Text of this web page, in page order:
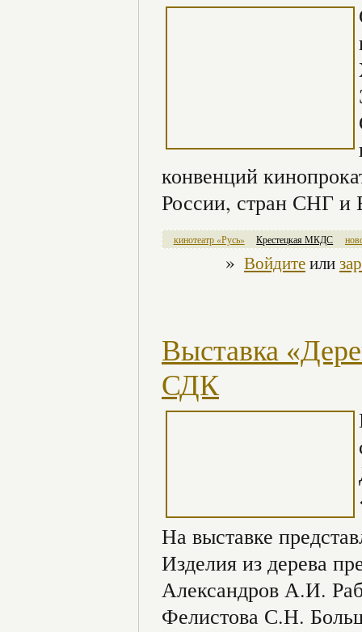
конвенций
России, стран СНГ и
кинотеатр «Русь» Крестецкая МКДС
» Войдитеили
Выставка
СДК
На выставке
Изделия из дерева
Александров А.И.
Фелистова С.Н.